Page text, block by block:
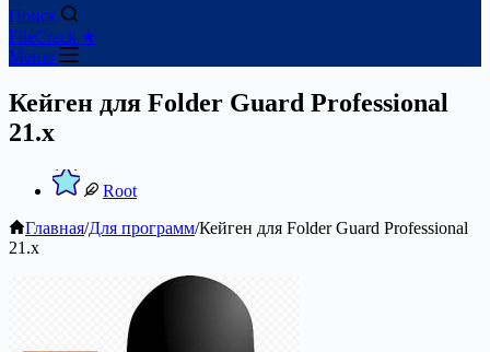
Поиск
FileCrack ★
Меню
Кейген для Folder Guard Professional
21.x
Root
Главная/Для программ/Кейген для Folder Guard Professional
21.x